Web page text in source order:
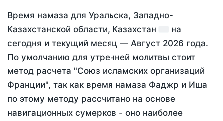
Время намаза для Уральска, Западно-
Казахстанской области, Казахстан
на
сегодня и текущий месяц — Август 2026 года.
По умолчанию для утренней молитвы стоит
метод расчета "Союз исламских организаций
Франции", так как время намаза Фаджр и Иша
по этому методу рассчитано на основе
навигационных сумерков - оно наиболее